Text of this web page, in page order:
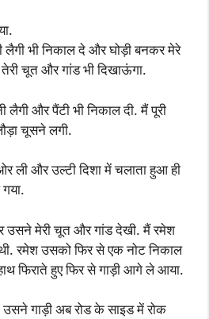
लैगी भी निकाल दे और घोड़ी बनकर मेरे
चूत और गांड भी दिखाऊंगा.
लैगी और पैंटी भी निकाल दी. मैं पूरी
चूसने लगी.
ली और उल्टी दिशा में चलाता हुआ ही
उसने मेरी चूत और गांड देखी. मैं रमेश
रमेश उसको फिर से एक नोट निकाल
फिराते हुए फिर से गाड़ी आगे ले आया.
गाड़ी अब रोड के साइड में रोक